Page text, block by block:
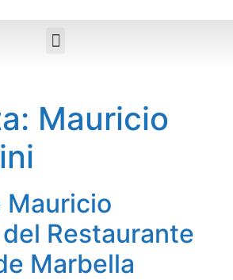
Mauricio
Mauricio
Restaurante
Marbella